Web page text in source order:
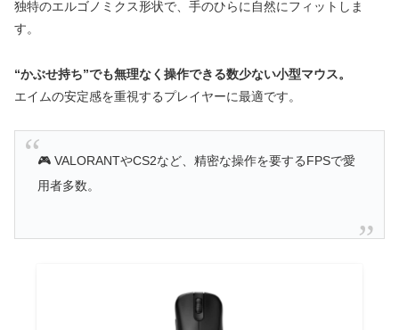
独特のエルゴノミクス形状で、手のひらに自然にフィットしま
す。
“かぶせ持ち”でも無理なく操作できる数少ない小型マウス。
エイムの安定感を重視するプレイヤーに最適です。
🎮 VALORANTやCS2など、精密な操作を要するFPSで愛
用者多数。